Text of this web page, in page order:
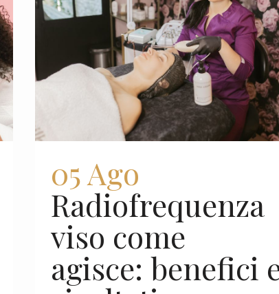
05 Ago
Radiofrequenza
viso come
agisce: benefici